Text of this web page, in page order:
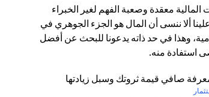
معقدة وصعبة الفهم لغير الخبراء
ألا ننسى أن المال هو الجزء الجوهري في
وهذا في حد ذاته يدعونا للبحث عن أفضل
استفادة منه.